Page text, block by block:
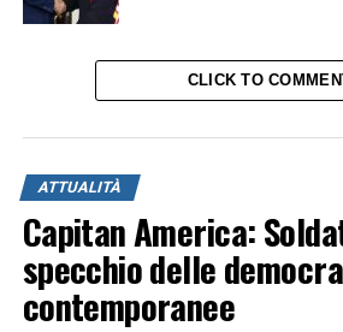
CLICK TO
ATTUALITÀ
Capitan America:
specchio delle
contemporanee